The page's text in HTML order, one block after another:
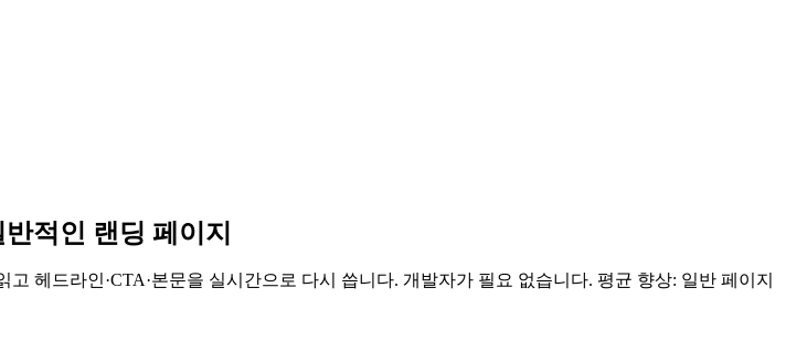
반적인 랜딩 페이지
헤드라인·CTA·본문을 실시간으로 다시 씁니다. 개발자가 필요 없습니다. 평균 향상: 일반 페이지